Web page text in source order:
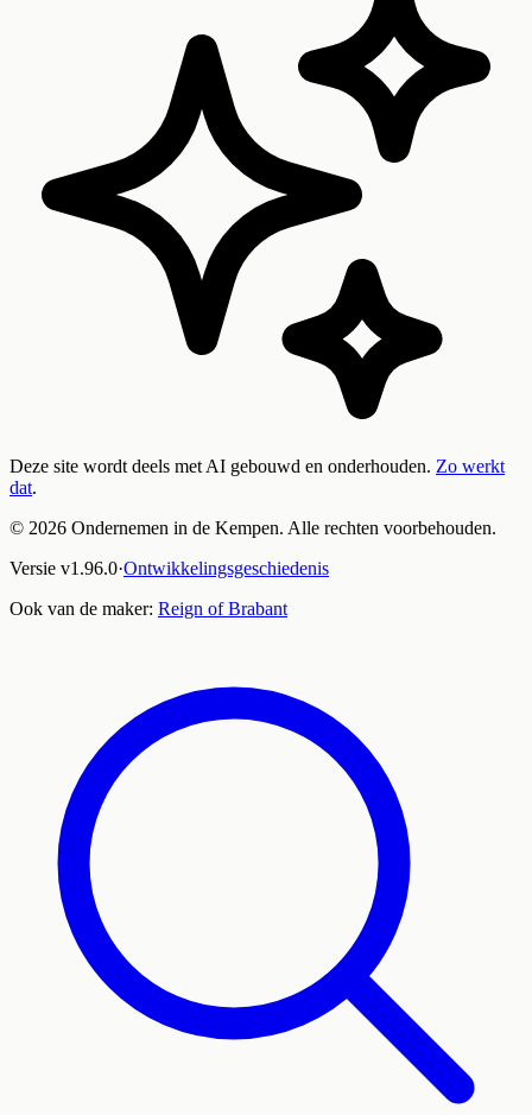
Deze site wordt deels met AI gebouwd en onderhouden. Zo werkt
dat.
© 2026 Ondernemen in de Kempen. Alle rechten voorbehouden.
Versie v1.96.0·Ontwikkelingsgeschiedenis
Ook van de maker: Reign of Brabant